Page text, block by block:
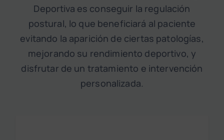
Deportiva es conseguir la regulación
postural, lo que beneficiará al paciente
evitando la aparición de ciertas patologías,
mejorando su rendimiento deportivo, y
disfrutar de un tratamiento e intervención
personalizada.